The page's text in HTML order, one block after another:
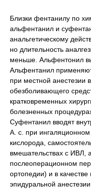
Близки фентанилу по
альфентанил и
анальгетическому
но длительность
меньше. Альфентонил
Альфентанил
при местной анестезии
обезболивающего
кратковременных
болезненных
Суфентанил вводят
А. с. при ингаляционном
кислорода,
вмешательствах с ИВЛ,
послеоперационном
ортопедии) и в
эпидуральной